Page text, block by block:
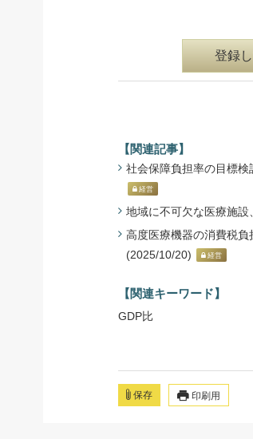
登録
【関連記事】
社会保障負担率の目標
経営
地域に不可欠な医療施
高度医療機器の消費税
(2025/10/20)
経営
【関連キーワード】
GDP比
保存 印刷用